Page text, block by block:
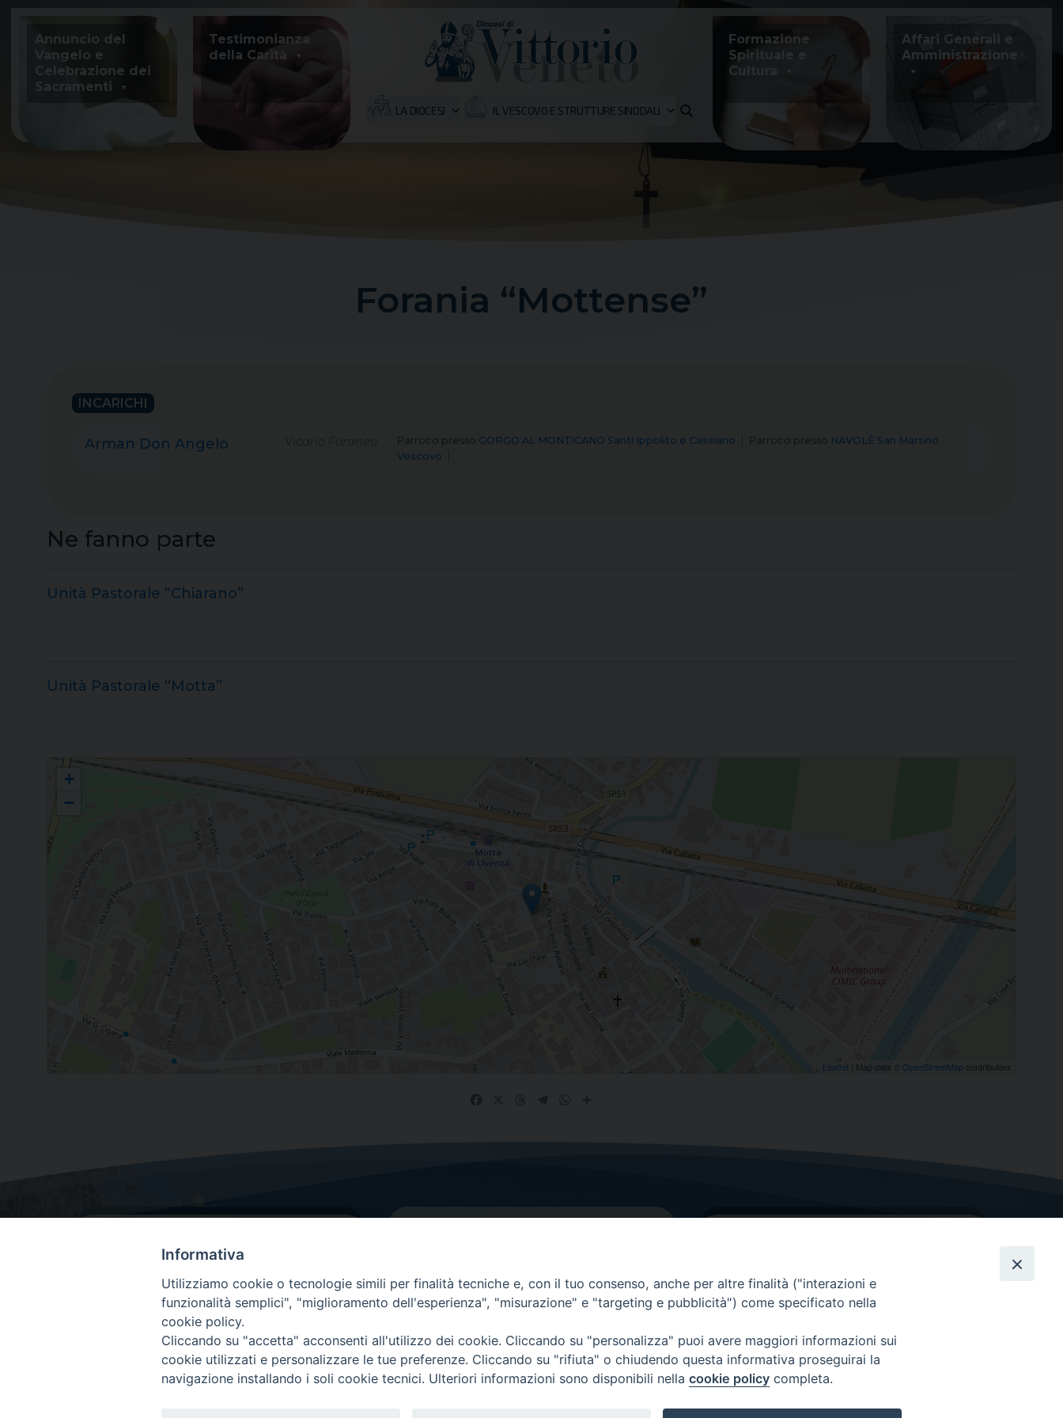
content
Annuncio del
Vangelo e
Celebrazione dei
Sacramenti
Testimonianza
della Carità
LA DIOCESI IL VESCOVO E STRUTTURE SINODALI
Formazione
Spirituale e
Cultura
Affari Generali e
Amministrazione
Forania “Mottense”
INCARICHI
Arman Don Angelo Parroco presso GORGO AL MONTICANO Santi Ippolito e Cassiano Parroco presso NAVOLÈ San Martino
Vescovo
Ne fanno parte
Unità Pastorale “Chiarano”
Unità Pastorale “Motta”
Forania "Mottense"
+
−
Leaflet | Map data © OpenStreetMap contributors
Dove siamo
Via Lorenzo Da Ponte, 116
31029 Vittorio Veneto (Treviso)
Contatti principali
Tel.0438 9481| fax0438 948214
EMAIL GENERALE
GRAZIE PER IL TUO AIUTO
Insieme per la Diocesi
Informativa
Utilizziamo cookie o tecnologie simili per finalità tecniche e, con il tuo consenso, anche per altre finalità ("interazioni e
funzionalità semplici", "miglioramento dell'esperienza", "misurazione" e "targeting e pubblicità") come specificato nella
cookie policy.
Cliccando su "accetta" acconsenti all'utilizzo dei cookie. Cliccando su "personalizza" puoi avere maggiori informazioni sui
cookie utilizzati e personalizzare le tue preferenze. Cliccando su "rifiuta" o chiudendo questa informativa proseguirai la
navigazione installando i soli cookie tecnici. Ulteriori informazioni sono disponibili nella cookie policy completa.